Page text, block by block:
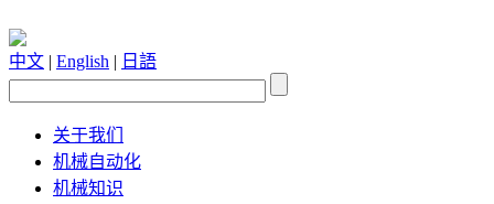
中文 | English | 日語
关于我们
机械自动化
机械知识